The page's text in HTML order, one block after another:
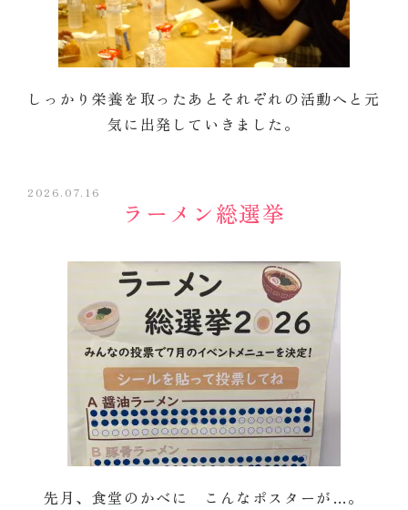
しっかり栄養を取ったあとそれぞれの活動へと元
気に出発していきました。
2026.07.16
ラーメン総選挙
先月、食堂のかべに こんなポスターが…。